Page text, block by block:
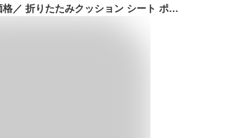
＼マラソン限定特別価格／ 折りたたみクッション シート ポータブルクッション 防水 撥水 おりたたみ座布団 スタジアムクッション コンパクト 旅行 観戦 アウトドア 軽量 おしゃれ 防水 断熱 コンパクト 収納 旅行 試合観戦 公園 野球観戦 折りたたみ クッション